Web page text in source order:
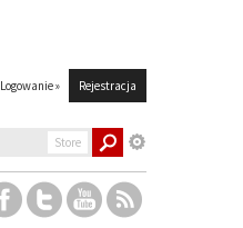
Logowanie » Rejestracja
Store